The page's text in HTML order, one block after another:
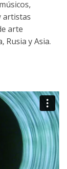
artistas
arte
Rusia y Asia.